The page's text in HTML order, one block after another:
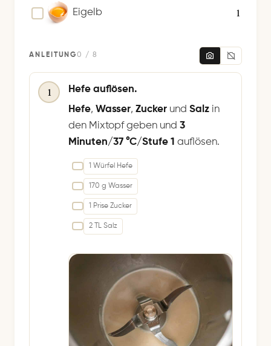
1
Eigelb
ANLEITUNG0 / 8
1
Hefe auflösen.
Hefe, Wasser, Zucker und Salz in
den Mixtopf geben und 3
Minuten/37 °C/Stufe 1 auflösen.
1 Würfel Hefe
170 g Wasser
1 Prise Zucker
2 TL Salz